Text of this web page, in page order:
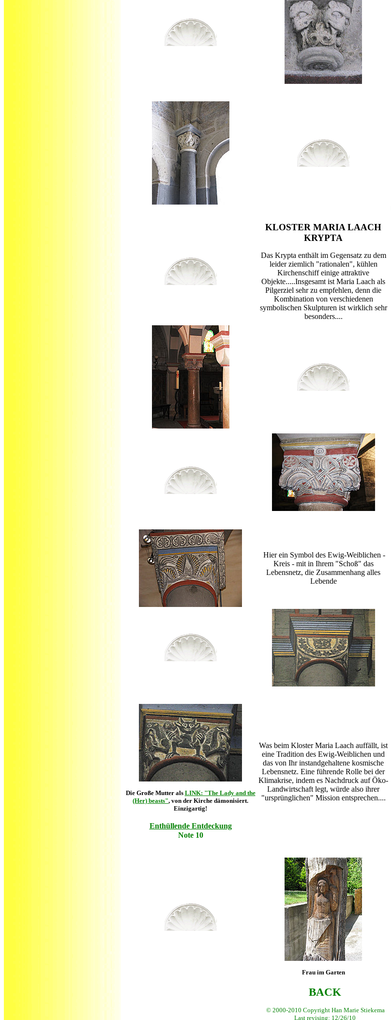
KLOSTER MARIA LAACH
KRYPTA
Das Krypta enthält im Gegensatz zu dem
leider ziemlich "rationalen", kühlen
Kirchenschiff einige attraktive
Objekte.....Insgesamt ist Maria Laach als
Pilgerziel sehr zu empfehlen, denn die
Kombination von verschiedenen
symbolischen Skulpturen ist wirklich sehr
besonders....
Hier ein Symbol des Ewig-Weiblichen -
Kreis - mit in Ihrem "Schoß" das
Lebensnetz, die Zusammenhang alles
Lebende
Die Große Mutter als LINK: "The Lady and the
(Her) beasts", von der Kirche dämonisiert.
Einzigartig!
Enthüllende Entdeckung
Note 10
Was beim Kloster Maria Laach auffällt, ist
eine Tradition des Ewig-Weiblichen und
das von Ihr instandgehaltene kosmische
Lebensnetz. Eine führende Rolle bei der
Klimakrise, indem es Nachdruck auf Öko-
Landwirtschaft legt, würde also ihrer
"ursprünglichen" Mission entsprechen....
Frau im Garten
BACK
© 2000-2010 Copyright Han Marie Stiekema
Last revising: 12/26/10